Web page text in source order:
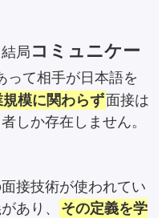
局コミュニケー
って相手が日本語を
規模に関わらず面接は
しか存在しません。
接技術が使われてい
あり、
その定義を学